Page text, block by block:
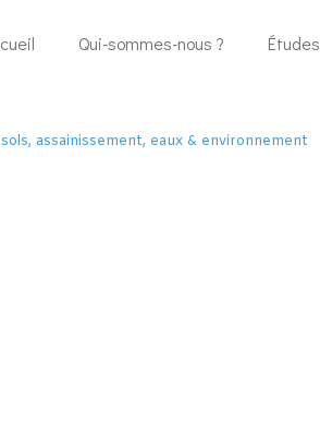
Qui-sommes-nous ? Études
assainissement, eaux & environnement